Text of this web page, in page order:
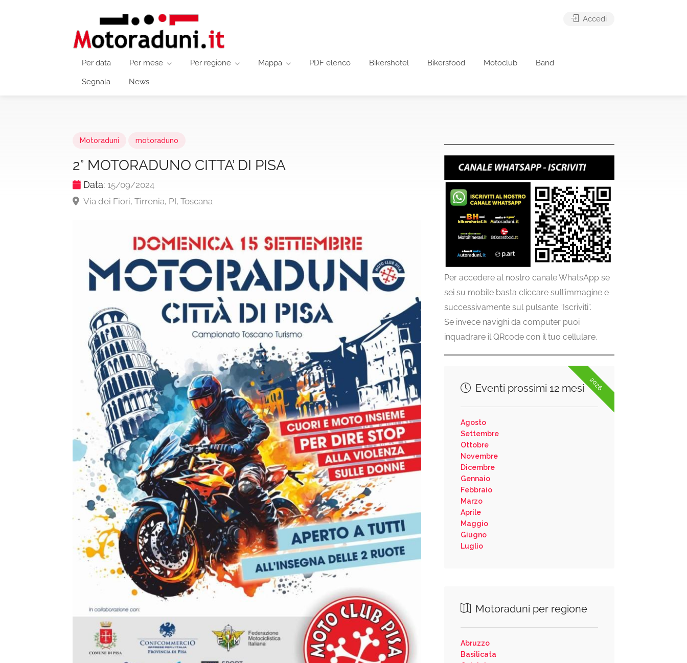
Per data Per mese Per regione Mappa PDF elenco Bikershotel Bikersfood Motoclub Band
Segnala News
Accedi
Motoraduni motoraduno
2° MOTORADUNO CITTA’ DI PISA
Data: 15/09/2024
Via dei Fiori, Tirrenia, PI, Toscana
Per accedere al nostro canale WhatsApp se
sei su mobile basta cliccare sull’immagine e
successivamente sul pulsante “Iscriviti”.
Se invece navighi da computer puoi
inquadrare il QRcode con il tuo cellulare.
2026
Eventi prossimi 12 mesi
Agosto
Settembre
Ottobre
Novembre
Dicembre
Gennaio
Febbraio
Marzo
Aprile
Maggio
Giugno
Luglio
Motoraduni per regione
Abruzzo
Basilicata